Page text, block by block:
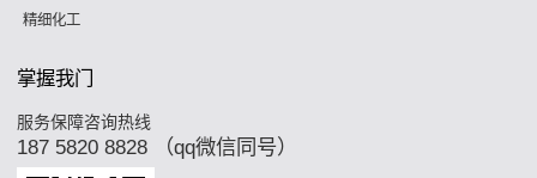
精细化工
掌握我门
服务保障咨询热线
187 5820 8828 （qq微信同号）